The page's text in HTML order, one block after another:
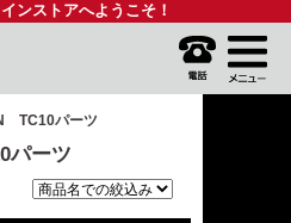
ンストアへようこそ！
TC10パーツ
パーツ